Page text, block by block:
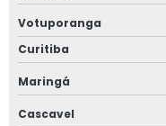
Projeto spda estrutural
Projeto spda galpão
Votuporanga
Curitiba
Maringá
Cascavel